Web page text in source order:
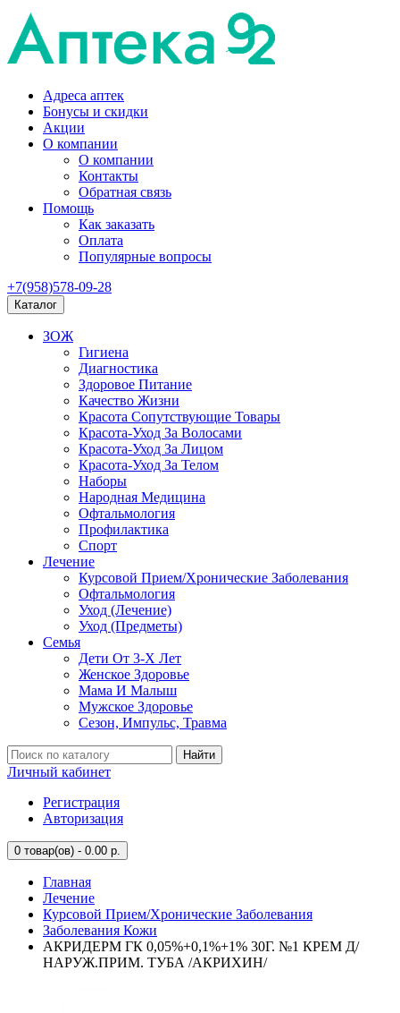
Адреса аптек
Бонусы и скидки
Акции
О компании
О компании
Контакты
Обратная связь
Помощь
Как заказать
Оплата
Популярные вопросы
+7(958)578-09-28
Каталог
ЗОЖ
Гигиена
Диагностика
Здоровое Питание
Качество Жизни
Красота Сопутствующие Товары
Красота-Уход За Волосами
Красота-Уход За Лицом
Красота-Уход За Телом
Наборы
Народная Медицина
Офтальмология
Профилактика
Спорт
Лечение
Курсовой Прием/Хронические Заболевания
Офтальмология
Уход (Лечение)
Уход (Предметы)
Семья
Дети От 3-Х Лет
Женское Здоровье
Мама И Малыш
Мужское Здоровье
Сезон, Импульс, Травма
Найти
Личный кабинет
Регистрация
Авторизация
0 товар(ов) - 0.00 р.
Главная
Лечение
Курсовой Прием/Хронические Заболевания
Заболевания Кожи
АКРИДЕРМ ГК 0,05%+0,1%+1% 30Г. №1 КРЕМ Д/
НАРУЖ.ПРИМ. ТУБА /АКРИХИН/